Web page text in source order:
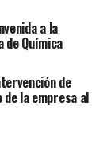
a la
Química
de
la empresa al